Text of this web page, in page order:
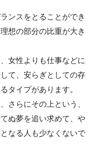
ンスをとることができ
想の部分の比重が大き
女性よりも仕事などに
て、安らぎとしての存
タイプがあります。
さらにその上という、
ぬ夢を追い求めて、や
なる人も少なくないで